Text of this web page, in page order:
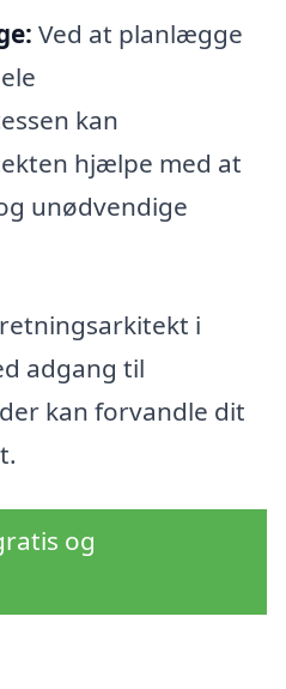
Ved at planlægge
kan
hjælpe med at
unødvendige
i
adgang til
kan forvandle dit
og